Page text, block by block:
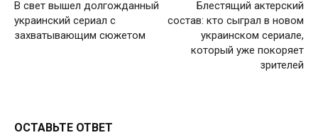
В свет вышел долгожданный
украинский сериал с
захватывающим сюжетом
Блестящий актерский
состав: кто сыграл в новом
украинском сериале,
который уже покоряет
зрителей
ОСТАВЬТЕ ОТВЕТ